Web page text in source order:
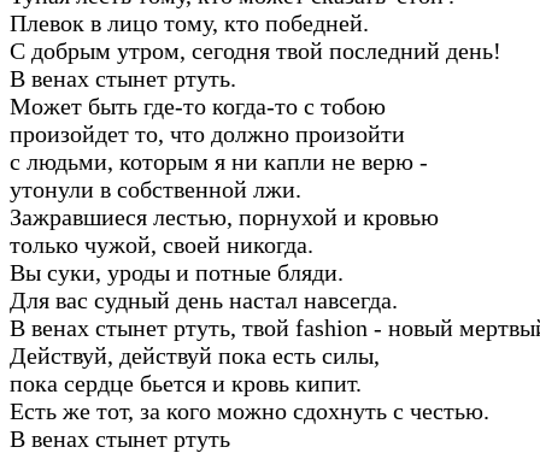
Плевок в лицо тому, кто победней.
С добрым утром, сегодня твой последний день!
В венах стынет ртуть.
Может быть где-то когда-то с тобою
произойдет то, что должно произойти
с людьми, которым я ни капли не верю -
утонули в собственной лжи.
Зажравшиеся лестью, порнухой и кровью
только чужой, своей никогда.
Вы суки, уроды и потные бляди.
Для вас судный день настал навсегда.
В венах стынет ртуть, твой fashion - новый
Действуй, действуй пока есть силы,
пока сердце бьется и кровь кипит.
Есть же тот, за кого можно сдохнуть с честью.
В венах стынет ртуть